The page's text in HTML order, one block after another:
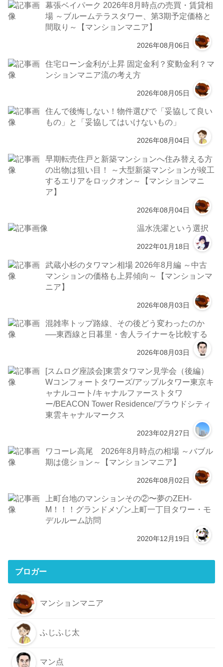
幕張ベイパーク 2026年8月時点の売買・賃貸相
場 ～ブルームテラスタワー、第3期予定価格と
間取り～【マンションマニア】
2026年08月06日
住宅ローン金利が上昇 固定金利？変動金利？マ
ンションマニア流の考え方
2026年08月05日
住んで後悔しない！物件選びで「妥協して良い
もの」と「妥協してはいけないもの」
2026年08月04日
早期転売住戸と新築マンションへ住み替える方
の出物は狙い目！ ～大型新築マンションが竣工
するエリアをロックオン～【マンションマニ
ア】
2026年08月04日
温水洗濯という選択
2022年01月18日
武蔵小杉のタワマン相場 2026年8月編 ～中古
マンションの価格も上昇傾向～【マンションマ
ニア】
2026年08月03日
混雑率トップ路線、その後どう変わったのか
──東西線と日暮里・舎人ライナーを比較する
2026年08月03日
[スムログ座談会]東雲タワマン見学会（後編）
Wコンフォートタワーズ/アップルタワー東京キ
ャナルコート/キャナルファーストタワ
ー/BEACON Tower Residence/プラウドシティ
東雲キャナルマークス
2023年02月27日
ワコーレ高尾 2026年8月時点の相場 ～バブル
期は億ション～【マンションマニア】
2026年08月02日
上町台地のマンションその②〜夢のZEH-
M！！！グランドメゾン上町一丁目タワー・モ
デルルーム訪問
2020年12月19日
ブロガー
マンションマニア
ふじふじ太
マン点